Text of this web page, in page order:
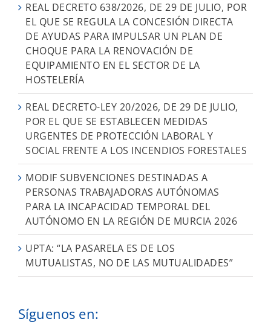
REAL DECRETO 638/2026, DE 29 DE JULIO, POR
EL QUE SE REGULA LA CONCESIÓN DIRECTA
DE AYUDAS PARA IMPULSAR UN PLAN DE
CHOQUE PARA LA RENOVACIÓN DE
EQUIPAMIENTO EN EL SECTOR DE LA
HOSTELERÍA
REAL DECRETO-LEY 20/2026, DE 29 DE JULIO,
POR EL QUE SE ESTABLECEN MEDIDAS
URGENTES DE PROTECCIÓN LABORAL Y
SOCIAL FRENTE A LOS INCENDIOS FORESTALES
MODIF SUBVENCIONES DESTINADAS A
PERSONAS TRABAJADORAS AUTÓNOMAS
PARA LA INCAPACIDAD TEMPORAL DEL
AUTÓNOMO EN LA REGIÓN DE MURCIA 2026
UPTA: “LA PASARELA ES DE LOS
MUTUALISTAS, NO DE LAS MUTUALIDADES”
Síguenos en: